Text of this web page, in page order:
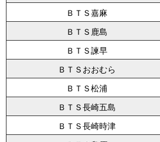
ＢＴＳ嘉麻
ＢＴＳ鹿島
ＢＴＳ諫早
ＢＴＳおおむら
ＢＴＳ松浦
ＢＴＳ長崎五島
ＢＴＳ長崎時津